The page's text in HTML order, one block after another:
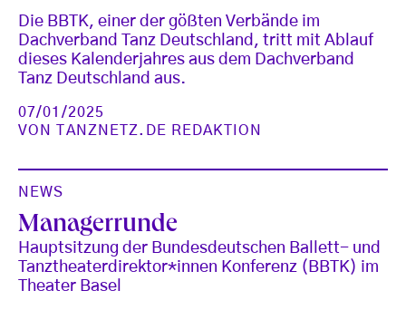
Die BBTK, einer der gößten Verbände im
Dachverband Tanz Deutschland, tritt mit Ablauf
dieses Kalenderjahres aus dem Dachverband
Tanz Deutschland aus.
07/01/2025
VON
TANZNETZ.DE REDAKTION
NEWS
Managerrunde
Hauptsitzung der Bundesdeutschen Ballett- und
Tanztheaterdirektor*innen Konferenz (BBTK) im
Theater Basel